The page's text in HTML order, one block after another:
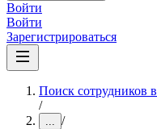
Войти
Войти
Зарегистрироваться
Поиск сотрудников
/
... /